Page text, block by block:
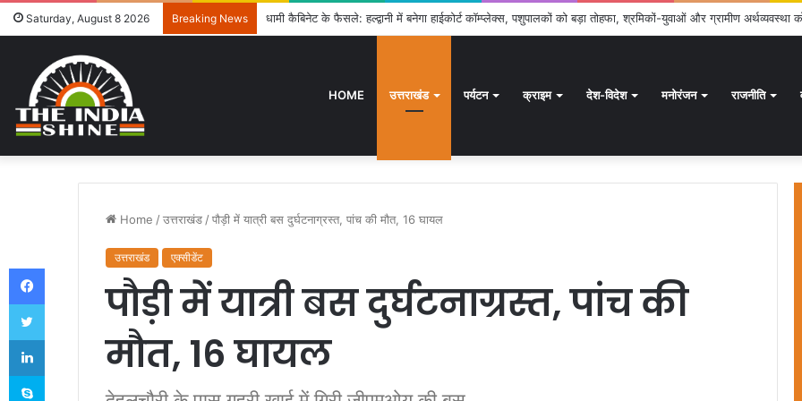
Saturday, August 8 2026 Breaking News उत्तराखंड में विशेष गहन पुनरीक्षण अभियान जारी, 24.30 लाख में से 20.27 लाख मतदाताओं तक पहुंचे नोटिस: सीईओ
HOME उत्तराखंड पर्यटन क्राइम देश-विदेश मनोरंजन राजनीति
Home /उत्तराखंड /पौड़ी में यात्री बस दुर्घटनाग्रस्‍त, पांच की मौत, 16 घायल
उत्तराखंड एक्सीडेंट
पौड़ी में यात्री बस दुर्घटनाग्रस्‍त, पांच की
मौत, 16 घायल